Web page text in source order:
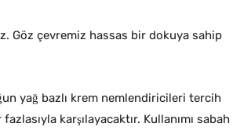
Göz çevremiz hassas bir dokuya sahip
yağ bazlı krem nemlendiricileri tercih
karşılayacaktır. Kullanımı sabah